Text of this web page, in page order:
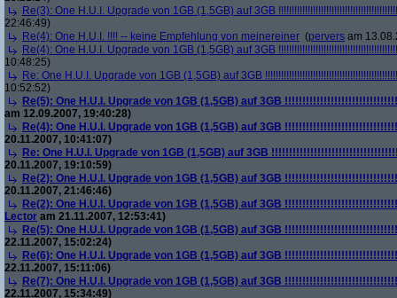
Re(3): One H.U.I. Upgrade von 1GB (1,5GB) auf 3GB
22:46:49)
Re(4): One H.U.I. !!!! -- keine Empfehlung von meinereiner (pervers am
Re(4): One H.U.I. Upgrade von 1GB (1,5GB) auf 3GB
10:48:25)
Re: One H.U.I. Upgrade von 1GB (1,5GB) auf 3GB
10:52:52)
Re(5): One H.U.I. Upgrade von 1GB (1,5GB) auf 3GB
am 12.09.2007, 19:40:28)
Re(4): One H.U.I. Upgrade von 1GB (1,5GB) auf 3GB
20.11.2007, 10:41:07)
Re: One H.U.I. Upgrade von 1GB (1,5GB) auf 3GB
20.11.2007, 19:10:59)
Re(2): One H.U.I. Upgrade von 1GB (1,5GB) auf 3GB
20.11.2007, 21:46:46)
Re(2): One H.U.I. Upgrade von 1GB (1,5GB) auf 3GB
Lector am 21.11.2007, 12:53:41)
Re(5): One H.U.I. Upgrade von 1GB (1,5GB) auf 3GB
22.11.2007, 15:02:24)
Re(6): One H.U.I. Upgrade von 1GB (1,5GB) auf 3GB
22.11.2007, 15:11:06)
Re(7): One H.U.I. Upgrade von 1GB (1,5GB) auf 3GB
22.11.2007, 15:34:49)